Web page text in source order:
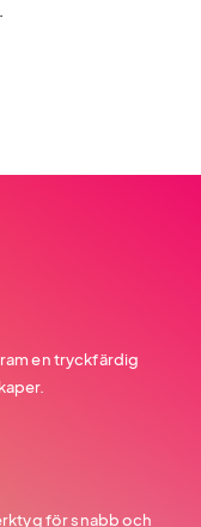
en tryckfärdig
för snabb och